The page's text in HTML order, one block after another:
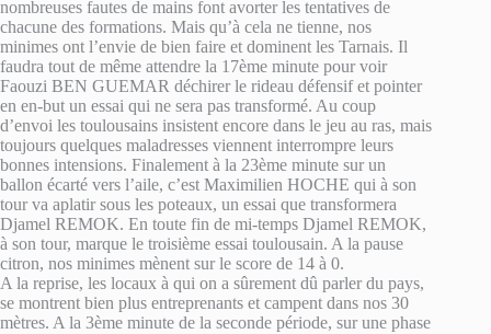
nombreuses fautes de mains font avorter les tentatives de
chacune des formations. Mais qu’à cela ne tienne, nos
minimes ont l’envie de bien faire et dominent les Tarnais. Il
faudra tout de même attendre la 17ème minute pour voir
Faouzi BEN GUEMAR déchirer le rideau défensif et pointer
en en-but un essai qui ne sera pas transformé. Au coup
d’envoi les toulousains insistent encore dans le jeu au ras, mais
toujours quelques maladresses viennent interrompre leurs
bonnes intensions. Finalement à la 23ème minute sur un
ballon écarté vers l’aile, c’est Maximilien HOCHE qui à son
tour va aplatir sous les poteaux, un essai que transformera
Djamel REMOK. En toute fin de mi-temps Djamel REMOK,
à son tour, marque le troisième essai toulousain. A la pause
citron, nos minimes mènent sur le score de 14 à 0.
A la reprise, les locaux à qui on a sûrement dû parler du pays,
se montrent bien plus entreprenants et campent dans nos 30
mètres. A la 3ème minute de la seconde période, sur une phase